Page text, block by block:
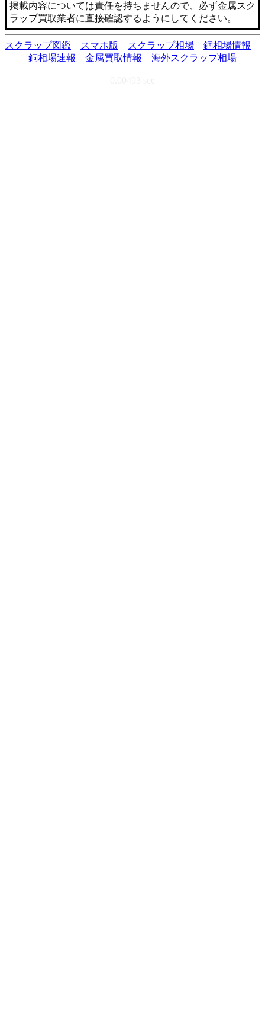
掲載内容については責任を持ちませんので、必ず金属スク
ラップ買取業者に直接確認するようにしてください。
スクラップ図鑑 スマホ版 スクラップ相場
銅相場情報
銅相場速報
金属買取情報 海外スクラップ相場